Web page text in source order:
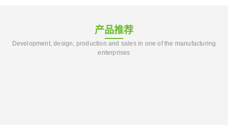
产品推荐
Development, design, production and sales in one of the manufacturing
enterprises